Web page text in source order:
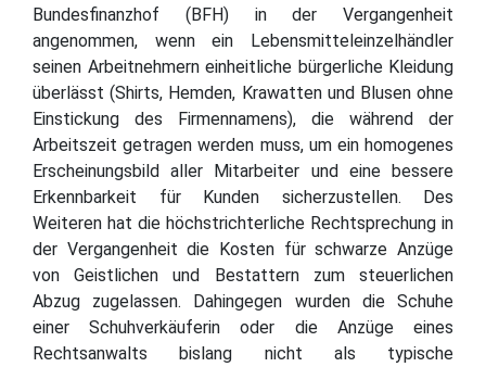
Bundesfinanzhof (BFH) in der Vergangenheit
angenommen, wenn ein Lebensmitteleinzelhändler
seinen Arbeitnehmern einheitliche bürgerliche Kleidung
überlässt (Shirts, Hemden, Krawatten und Blusen ohne
Einstickung des Firmennamens), die während der
Arbeitszeit getragen werden muss, um ein homogenes
Erscheinungsbild aller Mitarbeiter und eine bessere
Erkennbarkeit für Kunden sicherzustellen. Des
Weiteren hat die höchstrichterliche Rechtsprechung in
der Vergangenheit die Kosten für schwarze Anzüge
von Geistlichen und Bestattern zum steuerlichen
Abzug zugelassen. Dahingegen wurden die Schuhe
einer Schuhverkäuferin oder die Anzüge eines
Rechtsanwalts bislang nicht als typische